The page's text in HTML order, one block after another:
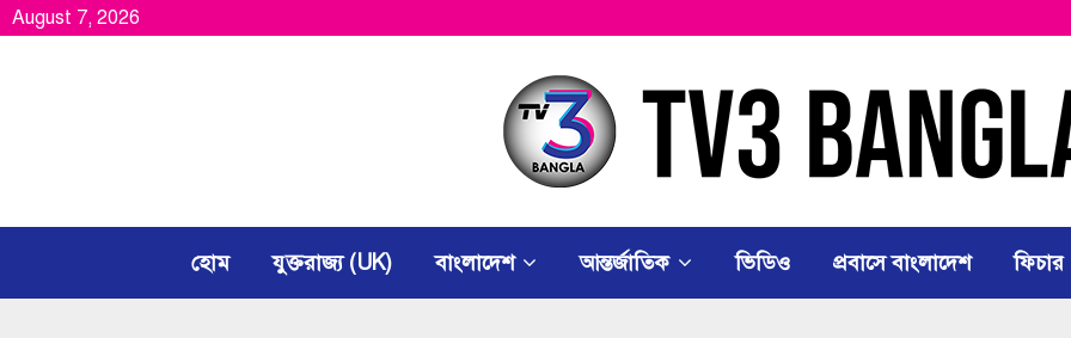
August 7, 2026
হোম যুক্তরাজ্য (UK) বাংলাদেশ আন্তর্জাতিক ভিডিও প্রবাসে বাংলাদেশ ফিচার